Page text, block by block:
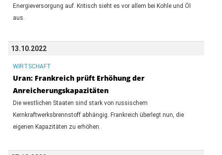
Energieversorgung auf. Kritisch sieht es vor allem bei Kohle und Öl
aus.
13.10.2022
WIRTSCHAFT
Uran: Frankreich prüft Erhöhung der
Anreicherungskapazitäten
Die westlichen Staaten sind stark von russischem
Kernkraftwerksbrennstoff abhängig. Frankreich überlegt nun, die
eigenen Kapazitäten zu erhöhen.